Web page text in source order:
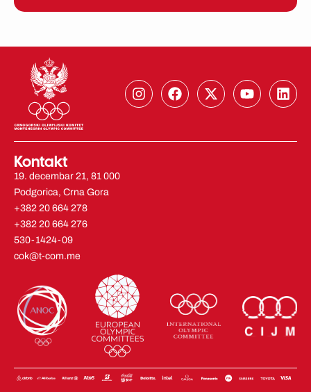
I
n
a
F
a
b
X
-
i
Y
o
u
L
i
e
Kontakt
19. decembar 21, 81 000
Podgorica, Crna Gora
+382 20 664 278
+382 20 664 276
530-1424-09
cok@t-com.me